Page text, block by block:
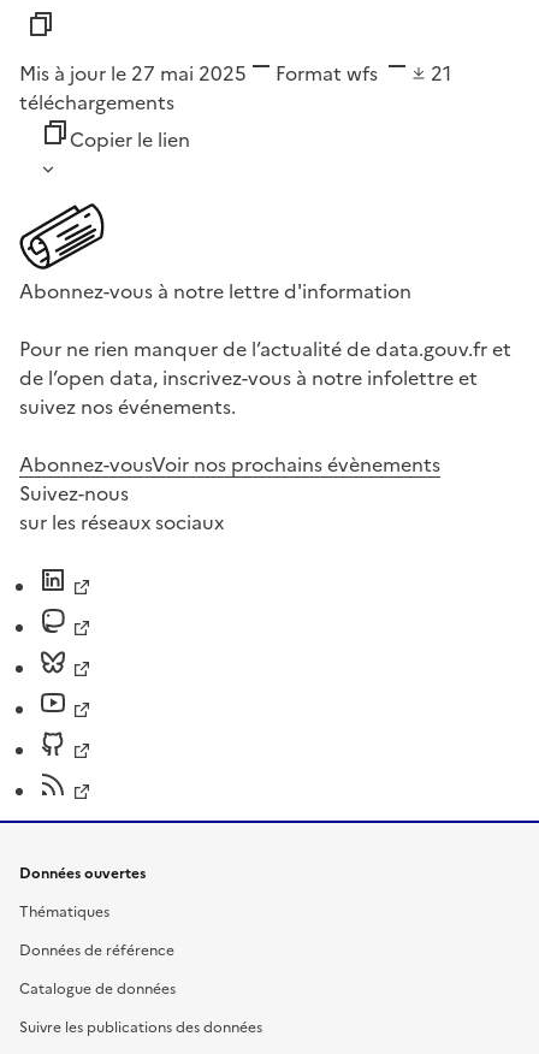
Mis à jour le 27 mai 2025 Format wfs
21
téléchargements
Copier le lien
Abonnez-vous à notre lettre d'information
Pour ne rien manquer de l’actualité de data.gouv.fr et
de l’open data, inscrivez-vous à notre infolettre et
suivez nos événements.
Abonnez-vousVoir nos prochains évènements
Suivez-nous
sur les réseaux sociaux
Données ouvertes
Thématiques
Données de référence
Catalogue de données
Suivre les publications des données